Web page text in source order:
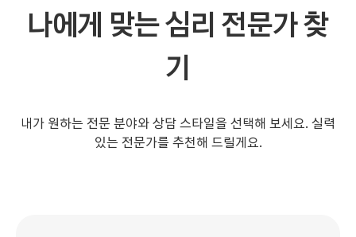
나에게 맞는 심리 전문가 찾
기
내가 원하는 전문 분야와 상담 스타일을 선택해 보세요. 실력
있는 전문가를 추천해 드릴게요.